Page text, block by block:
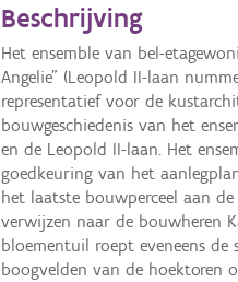
Beschrijving
Het ensemble van bel-
Angelie" (Leopold II-laan
representatief voor de
bouwgeschiedenis van het
en de Leopold II-laan. Het
goedkeuring van het
het laatste bouwperceel aan de
verwijzen naar de bouwheren
bloementuil roept eveneens
boogvelden van de hoektoren